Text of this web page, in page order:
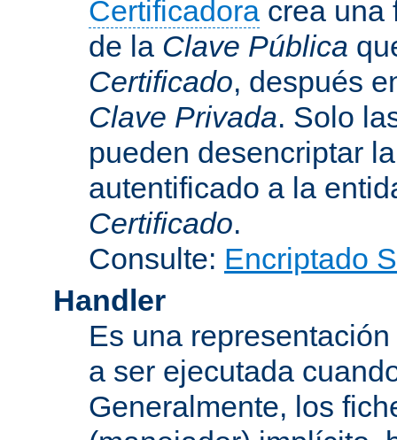
Certificadora crea una
de la Clave Pública
Certificado, después
Clave Privada. Solo
pueden desencriptar
autentificado a la
Certificado.
Consulte: Encriptado
Handler
Es una
a ser ejecutada
Generalmente, los